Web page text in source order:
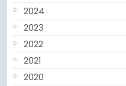
2024
2023
2022
2021
2020